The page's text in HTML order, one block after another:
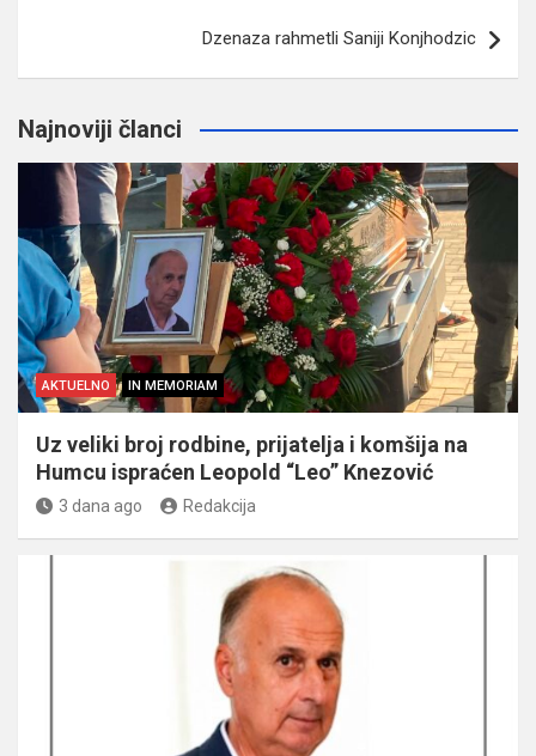
Dzenaza rahmetli Saniji Konjhodzic
Najnoviji članci
AKTUELNO IN MEMORIAM
Uz veliki broj rodbine, prijatelja i komšija na
Humcu ispraćen Leopold “Leo” Knezović
3 dana ago Redakcija